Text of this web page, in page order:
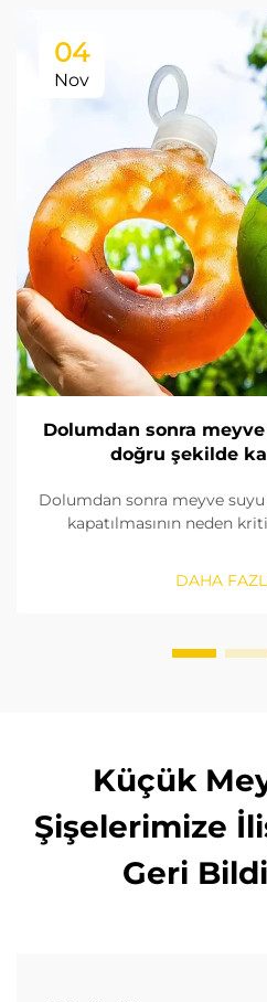
04
Nov
Dolumdan sonra
doğru şekilde
Dolumdan sonra meyve
kapatılmasının neden
kapatma çözümleriyle
Şimdi daha
DAHA
Küçük
Şişelerimize
Geri